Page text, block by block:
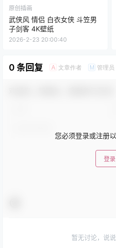
原创插画
武侠风 情侣 白衣女侠 斗笠男
子剑客 4K壁纸
2026-2-23 20:00:40
0 条回复 A 文章作者 M 管理员
您必须登录或注册
登录
暂无讨论，说